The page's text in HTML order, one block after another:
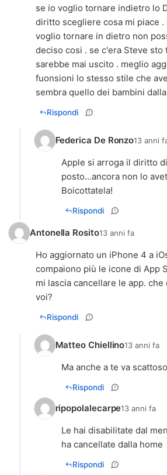
se io voglio tornare indietro lo
diritto scegliere cosa mi piace .
voglio tornare in dietro non
deciso cosi . se c'era Steve sto
sarebbe mai uscito . meglio
fuonsioni lo stesso stile che
sembra quello dei bambini
Rispondi
Federica De Ronzo13 anni
Apple si arroga il diritto
posto...ancora non lo
Boicottatela!
Rispondi
Antonella Rosito13 anni fa
Ho aggiornato un iPhone 4 a
compaiono più le icone di App
mi lascia cancellare le app.
voi?
Rispondi
Matteo Chiellino13 anni fa
Ma anche a te va
Rispondi
ripopolalecarpe13 anni fa
Le hai disabilitate dal
ha cancellate dalla home
Rispondi